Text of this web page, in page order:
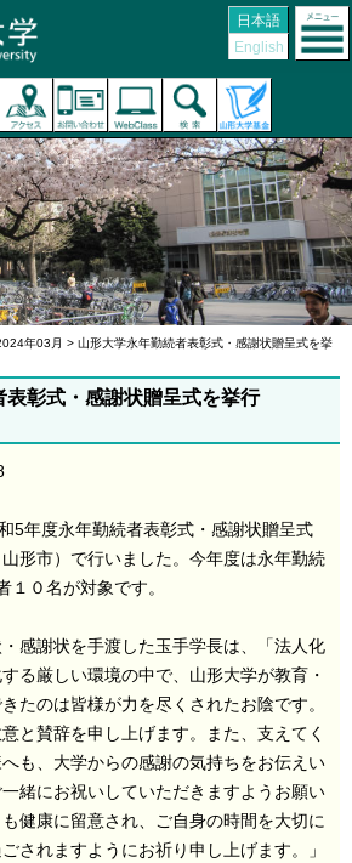
日本語
English
年03月 > 山形大学永年勤続者表彰式・感謝状贈呈式を挙
表彰式・感謝状贈呈式を挙行
5年度永年勤続者表彰式・感謝状贈呈式
形市）で行いました。今年度は永年勤続
１０名が対象です。
感謝状を手渡した玉手学長は、「法人化
る厳しい環境の中で、山形大学が教育・
たのは皆様が力を尽くされたお陰です。
と賛辞を申し上げます。また、支えてく
も、大学からの感謝の気持ちをお伝えい
緒にお祝いしていただきますようお願い
健康に留意され、ご自身の時間を大切に
されますようにお祈り申し上げます。」